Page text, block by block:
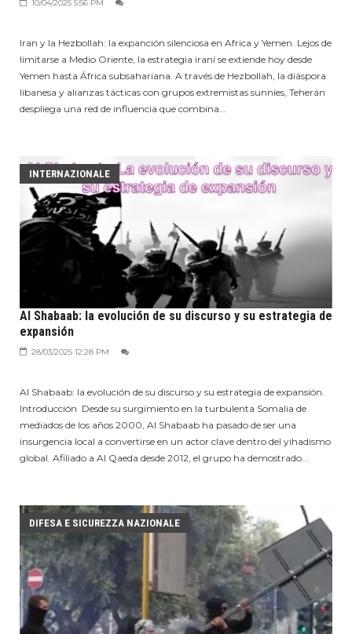
10/04/2025 5:56 PM
Iran y la Hezbollah: la expanción silenciosa en Africa y Yemen. Lejos de
limitarse a Medio Oriente, la estrategia iraní se extiende hoy desde
Yemen hasta África subsahariana. A través de Hezbollah, la diáspora
libanesa y alianzas tácticas con grupos extremistas sunníes, Teherán
despliega una red de influencia que combina...
INTERNAZIONALE
Al Shabaab: la evolución de su discurso y su estrategia de
expansión
28/03/2025 12:28 PM
Al Shabaab: la evolución de su discurso y su estrategia de expansión.
Introducción Desde su surgimiento en la turbulenta Somalia de
mediados de los años 2000, Al Shabaab ha pasado de ser una
insurgencia local a convertirse en un actor clave dentro del yihadismo
global. Afiliado a Al Qaeda desde 2012, el grupo ha demostrado...
DIFESA E SICUREZZA NAZIONALE